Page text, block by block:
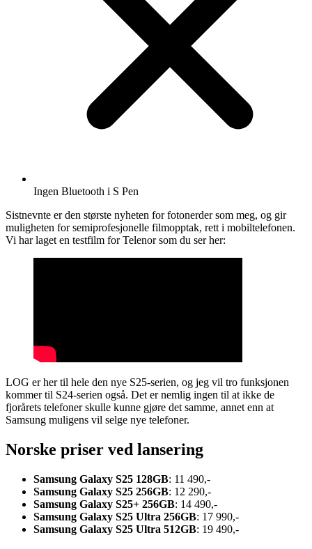
Ingen Bluetooth i S Pen
Sistnevnte er den største nyheten for fotonerder som meg, og gir
muligheten for semiprofesjonelle filmopptak, rett i mobiltelefonen.
Vi har laget en testfilm for Telenor som du ser her:
LOG er her til hele den nye S25-serien, og jeg vil tro funksjonen
kommer til S24-serien også. Det er nemlig ingen til at ikke de
fjorårets telefoner skulle kunne gjøre det samme, annet enn at
Samsung muligens vil selge nye telefoner.
Norske priser ved lansering
Samsung Galaxy S25 128GB: 11 490,-
Samsung Galaxy S25 256GB: 12 290,-
Samsung Galaxy S25+ 256GB: 14 490,-
Samsung Galaxy S25 Ultra 256GB: 17 990,-
Samsung Galaxy S25 Ultra 512GB: 19 490,-